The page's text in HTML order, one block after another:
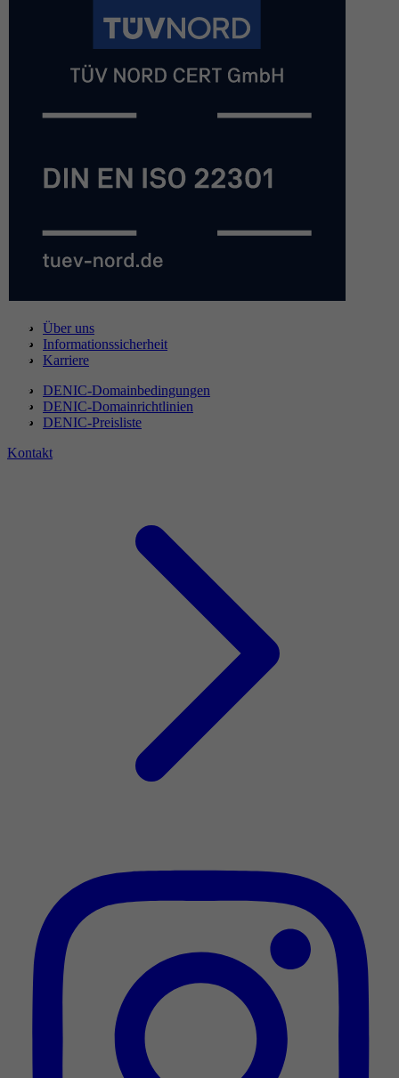
Über uns
Informationssicherheit
Karriere
DENIC-Domainbedingungen
DENIC-Domainrichtlinien
DENIC-Preisliste
Kontakt